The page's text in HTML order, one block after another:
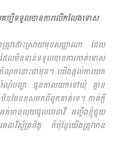
ប្បីទទួលបានការលើកលែងទោស
រូវដោះស្រាយមុខសញ្ញាណា ដែល
ែលមិនទាន់ទទួលបានការកាត់ទោស
ចំណុចនោះជាមុន។ យើងផ្ដល់ការយក
សំណុំបញ្ហា ជួនកាលយកទៅឃុំ គ្មាន
នមែនខុសមកពីពួកគាត់ទេ។ កាត់ក្ដី
ត់មានលុយជួលមេធាវី អញ្ចឹងខ្ញុំជួយ
ធាវីស្ម័គ្រចិត្ត ក៏ប៉ុន្ដែយើងត្រូវមាន